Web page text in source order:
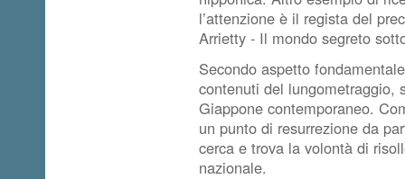
l’attenzione è il regista del
Arrietty - Il mondo segreto
Secondo aspetto
contenuti del lungometraggio,
Giappone contemporaneo.
un punto di resurrezione da
cerca e trova la volontà di
nazionale.